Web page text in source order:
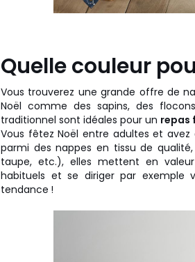
Quelle couleur
Vous trouverez une grande offre de
Noël comme des sapins, des
traditionnel sont idéales pour un repas
Vous fêtez Noël entre adultes et avez
parmi des nappes en tissu de
taupe, etc.), elles mettent en
habituels et se diriger par exemple
tendance !